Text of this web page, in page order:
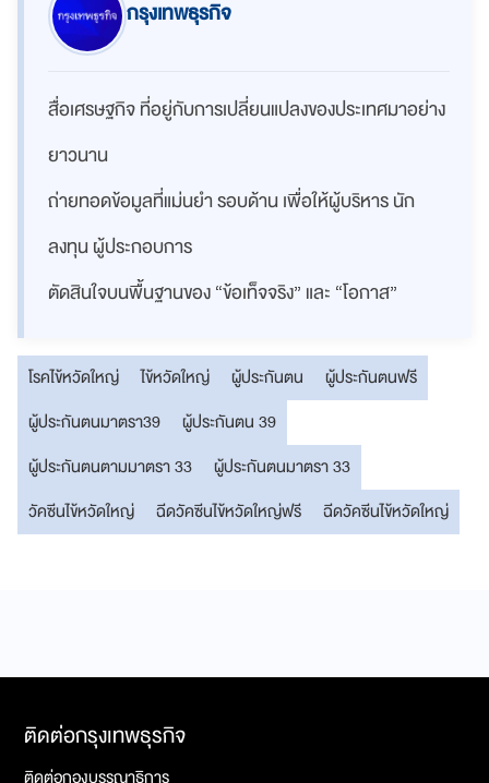
กรุงเทพธุรกิจ
สื่อเศรษฐกิจ ที่อยู่กับการเปลี่ยนแปลงของประเทศมาอย่าง
ยาวนาน
ถ่ายทอดข้อมูลที่แม่นยำ รอบด้าน เพื่อให้ผู้บริหาร นัก
ลงทุน ผู้ประกอบการ
ตัดสินใจบนพื้นฐานของ “ข้อเท็จจริง” และ “โอกาส”
โรคไข้หวัดใหญ่ ไข้หวัดใหญ่ ผู้ประกันตน
ผู้ประกันตนฟรี
ผู้ประกันตนมาตรา39
ผู้ประกันตน 39
ผู้ประกันตนตามมาตรา 33
ผู้ประกันตนมาตรา 33
วัคซีนไข้หวัดใหญ่
ฉีดวัคซีนไข้หวัดใหญ่ฟรี ฉีดวัคซีนไข้หวัดใหญ่
ติดต่อกรุงเทพธุรกิจ